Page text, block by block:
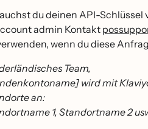
du deinen API-
admin Kontakt
wenn du diese
Team,
wird mit
an:
1, Standortname 2